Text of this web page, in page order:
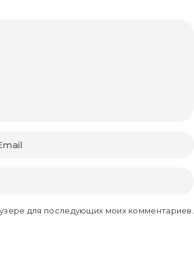
для последующих моих комментариев.